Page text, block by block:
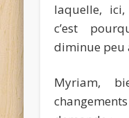
laquelle, ici,
c’est
diminue peu
Myriam,